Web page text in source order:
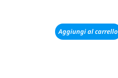
Aggiungi al carrello